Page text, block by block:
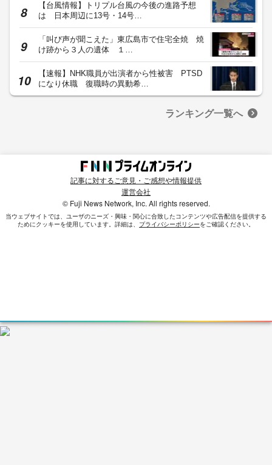
【台風情報】トリプル台風の今後の進路予想
は 日本周辺に13号・14号…
「叫び声が聞こえた」東広島市で住宅全焼 焼
け跡から３人の遺体 １…
【速報】NHK職員が出演者から性被害 PTSD
になり休職 復職時の異動希…
ランキング一覧へ
記事に対するご意見・ご感想や情報提供
運営会社
© Fuji News Network, Inc. All rights reserved.
当ウェブサイトでは、ユーザのニーズ・興味・関⼼に合致したコンテンツや広告配信を提供する
ためにクッキーを使⽤しています。詳細は、 プライバシーポリシーをご確認ください。